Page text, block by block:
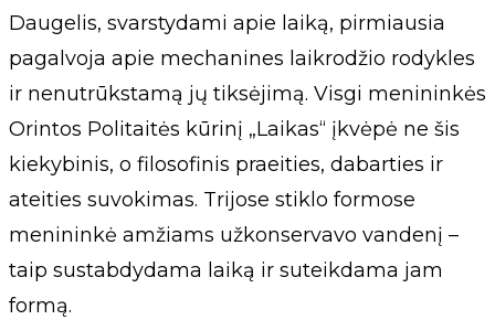
Daugelis, svarstydami apie laiką, pirmiausia
pagalvoja apie mechanines laikrodžio rodykles
ir nenutrūkstamą jų tiksėjimą. Visgi menininkės
Orintos Politaitės kūrinį „Laikas“ įkvėpė ne šis
kiekybinis, o filosofinis praeities, dabarties ir
ateities suvokimas. Trijose stiklo formose
menininkė amžiams užkonservavo vandenį –
taip sustabdydama laiką ir suteikdama jam
formą.